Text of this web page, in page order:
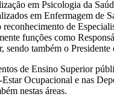
em Psicologia da
em Enfermagem de
de
funções como
também o
de Ensino Superior
Ocupacional e nas
nestas áreas.